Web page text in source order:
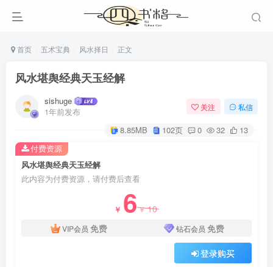
首页 五术宝典 风水择日 正文
风水堪舆经典天玉经解
sishuge
1年前发布
关注 私信
8.85MB 102页 0 32 13
风水堪舆经典天玉经解
此内容为付费资源，请付费后查看
￥ 6￥10
VIP会员 免费 钻石会员 免费
登录购买
付费资源